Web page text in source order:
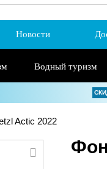
Новости
Водный туризм
Actic 2022